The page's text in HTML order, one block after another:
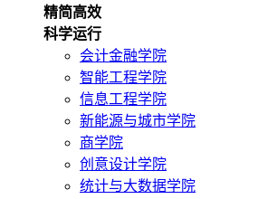
精简高效
科学运行
会计金融学院
智能工程学院
信息工程学院
新能源与城市学院
商学院
创意设计学院
统计与大数据学院